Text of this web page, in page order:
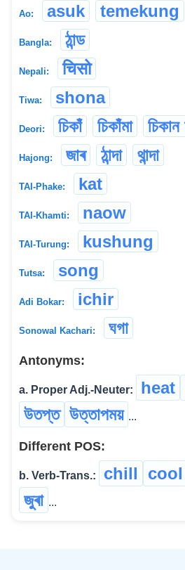
Ao: asuk temekung
Bangla: ঠান্ড
Nepali: चिसो
Tiwa: shona
Deori: চিকাঁ চিকাঁমা চিকান
Hajong: জাৰ ঠান্দা থান্দা
TAI-Phake: kat
TAI-Khamti: naow
TAI-Turung: kushung
Tutsa: song
Adi Bokar: ichir
Sonowal Kachari: ঘগা
Antonyms:
a. Proper Adj.-Neuter: heat
উতপ্ত উত্তাপময় ...
Different POS:
b. Verb-Trans.: chill cool
জুৰা ...